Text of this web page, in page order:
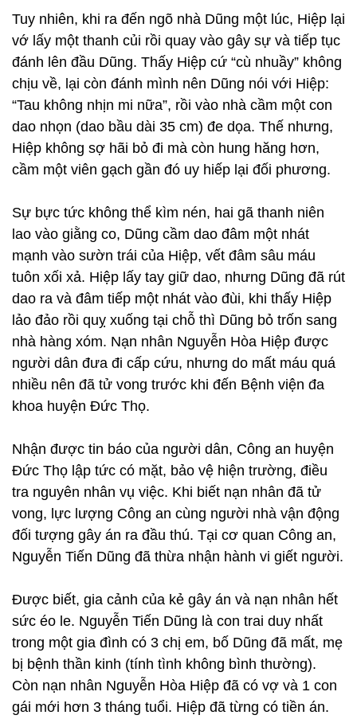
Tuy nhiên, khi ra đến ngõ nhà Dũng một lúc, Hiệp lại
vớ lấy một thanh củi rồi quay vào gây sự và tiếp tục
đánh lên đầu Dũng. Thấy Hiệp cứ “cù nhuầy” không
chịu về, lại còn đánh mình nên Dũng nói với Hiệp:
“Tau không nhịn mi nữa”, rồi vào nhà cầm một con
dao nhọn (dao bầu dài 35 cm) đe dọa. Thế nhưng,
Hiệp không sợ hãi bỏ đi mà còn hung hăng hơn,
cầm một viên gạch gần đó uy hiếp lại đối phương.
Sự bực tức không thể kìm nén, hai gã thanh niên
lao vào giằng co, Dũng cầm dao đâm một nhát
mạnh vào sườn trái của Hiệp, vết đâm sâu máu
tuôn xối xả. Hiệp lấy tay giữ dao, nhưng Dũng đã rút
dao ra và đâm tiếp một nhát vào đùi, khi thấy Hiệp
lảo đảo rồi quỵ xuống tại chỗ thì Dũng bỏ trốn sang
nhà hàng xóm. Nạn nhân Nguyễn Hòa Hiệp được
người dân đưa đi cấp cứu, nhưng do mất máu quá
nhiều nên đã tử vong trước khi đến Bệnh viện đa
khoa huyện Đức Thọ.
Nhận được tin báo của người dân, Công an huyện
Đức Thọ lập tức có mặt, bảo vệ hiện trường, điều
tra nguyên nhân vụ việc. Khi biết nạn nhân đã tử
vong, lực lượng Công an cùng người nhà vận động
đối tượng gây án ra đầu thú. Tại cơ quan Công an,
Nguyễn Tiến Dũng đã thừa nhận hành vi giết người.
Được biết, gia cảnh của kẻ gây án và nạn nhân hết
sức éo le. Nguyễn Tiến Dũng là con trai duy nhất
trong một gia đình có 3 chị em, bố Dũng đã mất, mẹ
bị bệnh thần kinh (tính tình không bình thường).
Còn nạn nhân Nguyễn Hòa Hiệp đã có vợ và 1 con
gái mới hơn 3 tháng tuổi. Hiệp đã từng có tiền án.